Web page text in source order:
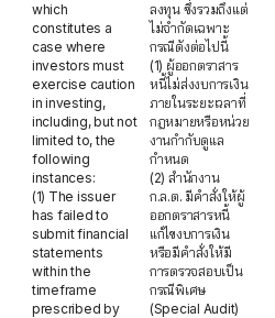
which
constitutes a
case where
investors must
exercise caution
in investing,
including, but not
limited to, the
following
instances:
(1) The issuer
has failed to
submit financial
statements
within the
timeframe
prescribed by
ลงทุน ซึ่งรวมถึงแต่
ไม่จำกัดเฉพาะ
กรณีดังต่อไปนี้
(1) ผู้ออกตราสาร
หนี้ไม่ส่งงบการเงิน
ภายในระยะเวลาที่
กฎหมายหรือหน่วย
งานกำกับดูแล
กำหนด
(2) สำนักงาน
ก.ล.ต. มีคำสั่งให้ผู้
ออกตราสารหนี้
แก้ไขงบการเงิน
หรือมีคำสั่งให้มี
การตรวจสอบเป็น
กรณีพิเศษ
(Special Audit)